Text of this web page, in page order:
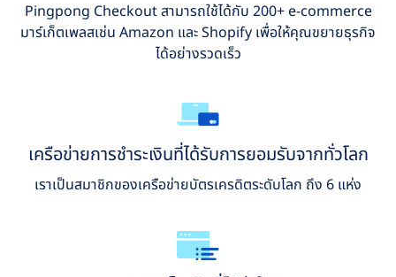
Pingpong Checkout สามารถใช้ได้กับ 200+ e-commerce
มาร์เก็ตเพลสเช่น Amazon และ Shopify เพื่อให้คุณขยายธุรกิจ
ได้อย่างรวดเร็ว
เครือข่ายการชำระเงินที่ได้รับการยอมรับจากทั่วโลก
เราเป็นสมาชิกของเครือข่ายบัตรเครดิตระดับโลก ถึง 6 แห่ง